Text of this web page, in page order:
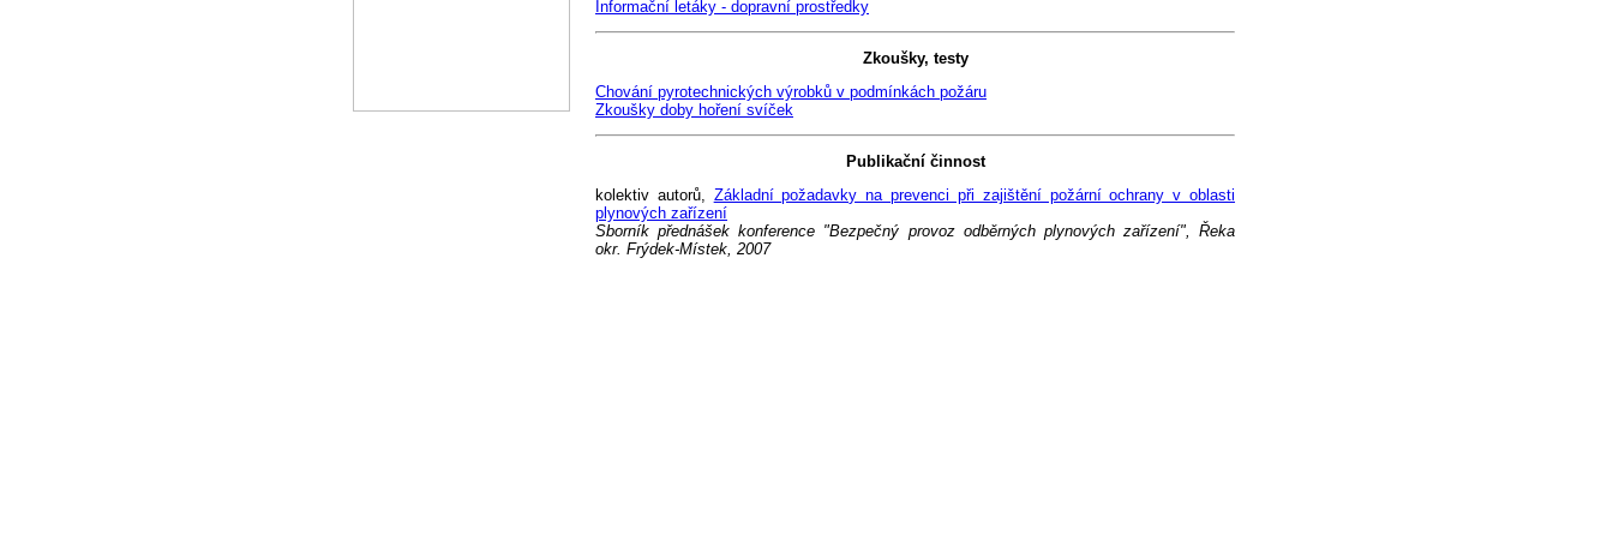
Informační letáky - dopravní prostředky
Zkoušky, testy
Chování pyrotechnických výrobků v podmínkách požáru
Zkoušky doby hoření svíček
Publikační činnost
kolektiv autorů, Základní požadavky na prevenci při zajištění požární ochrany v oblasti
plynových zařízení
Sborník přednášek konference "Bezpečný provoz odběrných plynových zařízení", Řeka
okr. Frýdek-Místek, 2007